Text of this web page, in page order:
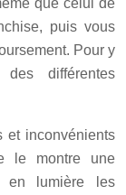
que celui de
puis vous
Pour y
différentes
et inconvénients
le montre une
lumière les